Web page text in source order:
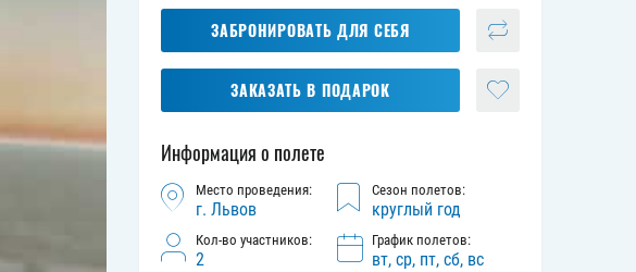
ЗАБРОНИРОВАТЬ ДЛЯ СЕБЯ
ЗАКАЗАТЬ В ПОДАРОК
Информация о полете
Место проведения:
г. Львов
Сезон полетов:
круглый год
Кол-во участников:
2
График полетов:
вт, ср, пт, сб, вс